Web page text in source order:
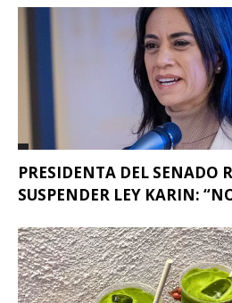
PRESIDENTA DEL SENADO
SUSPENDER LEY KARIN: